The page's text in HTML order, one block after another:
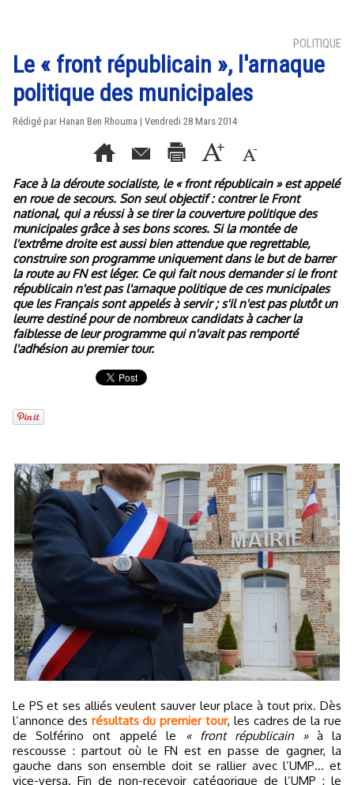
POLITIQUE
Le « front républicain », l'arnaque
politique des municipales
Rédigé par Hanan Ben Rhouma | Vendredi 28 Mars 2014
Face à la déroute socialiste, le « front républicain » est appelé
en roue de secours. Son seul objectif : contrer le Front
national, qui a réussi à se tirer la couverture politique des
municipales grâce à ses bons scores. Si la montée de
l'extrême droite est aussi bien attendue que regrettable,
construire son programme uniquement dans le but de barrer
la route au FN est léger. Ce qui fait nous demander si le front
républicain n'est pas l'arnaque politique de ces municipales
que les Français sont appelés à servir ; s'il n'est pas plutôt un
leurre destiné pour de nombreux candidats à cacher la
faiblesse de leur programme qui n'avait pas remporté
l'adhésion au premier tour.
Le PS et ses alliés veulent sauver leur place à tout prix. Dès
l’annonce des résultats du premier tour, les cadres de la rue
de Solférino ont appelé le
« front républicain »à la
rescousse : partout où le FN est en passe de gagner, la
gauche dans son ensemble doit se rallier avec l’UMP… et
vice-versa. Fin de non-recevoir catégorique de l’UMP : le